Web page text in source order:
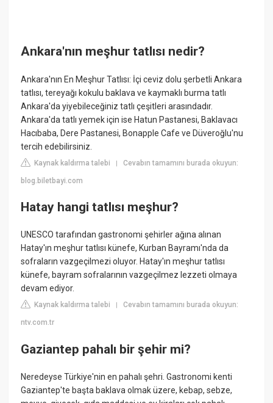
Ankara'nın meşhur tatlısı nedir?
Ankara'nın En Meşhur Tatlısı: İçi ceviz dolu şerbetli Ankara
tatlısı, tereyağı kokulu baklava ve kaymaklı burma tatlı
Ankara'da yiyebileceğiniz tatlı çeşitleri arasındadır.
Ankara'da tatlı yemek için ise Hatun Pastanesi, Baklavacı
Hacıbaba, Dere Pastanesi, Bonapple Cafe ve Düveroğlu'nu
tercih edebilirsiniz.
Kaynak kaldırma talebi |Cevabın tamamını burada okuyun:
blog.biletbayi.com
Hatay hangi tatlısı meşhur?
UNESCO tarafından gastronomi şehirler ağına alınan
Hatay'ın meşhur tatlısı künefe, Kurban Bayramı'nda da
sofraların vazgeçilmezi oluyor. Hatay'ın meşhur tatlısı
künefe, bayram sofralarının vazgeçilmez lezzeti olmaya
devam ediyor.
Kaynak kaldırma talebi |Cevabın tamamını burada okuyun:
ntv.com.tr
Gaziantep pahalı bir şehir mi?
Neredeyse Türkiye'nin en pahalı şehri. Gastronomi kenti
Gaziantep'te başta baklava olmak üzere, kebap, sebze,